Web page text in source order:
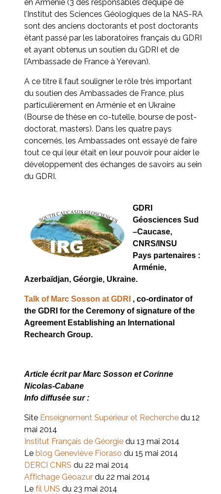
en Arménie (3 des responsables d’équipe de
l’Institut des Sciences Géologiques de la NAS-RA
sont des anciens doctorants et post doctorants
étant passé par les laboratoires français du GDRI
et ayant obtenus un soutien du GDRI et de
l’Ambassade de France à Yerevan).
A ce titre il faut souligner le rôle très important
du soutien des Ambassades de France, plus
particulièrement en Arménie et en Ukraine
(Bourse de thèse en co-tutelle, bourse de post-
doctorat, masters). Dans les quatre pays
concernés, les Ambassades ont essayé de faire
tout ce qui leur était en leur pouvoir pour aider le
développement des échanges de savoirs au sein
du GDRI.
GDRI
Géosciences Sud
–Caucase,
CNRS/INSU
Pays partenaires :
Arménie,
Azerbaïdjan, Géorgie, Ukraine.
Talk of Marc Sosson at GDRI , co-ordinator of
the GDRI for the Ceremony of signature of the
Agreement Establishing an International
Rechearch Group.
Article écrit par Marc Sosson et Corinne
Nicolas-Cabane
Info diffusée sur :
Site Enseignement Supérieur et Recherche du 12
mai 2014
Institut Français de Géorgie du 13 mai 2014
Le blog Geneviève Fioraso du 15 mai 2014
DERCI CNRS du 22 mai 2014
Affichage Géoazur du 22 mai 2014
Le fil UNS du 23 mai 2014